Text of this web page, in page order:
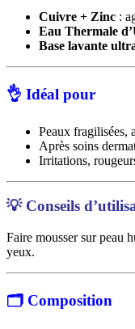
Cuivre + Zinc :
Eau Thermale
Base lavante
👌 Idéal pour
Peaux fragilisées,
Après soins
Irritations,
💡 Conseils
Faire mousser sur peau
yeux.
🗂️ Composition